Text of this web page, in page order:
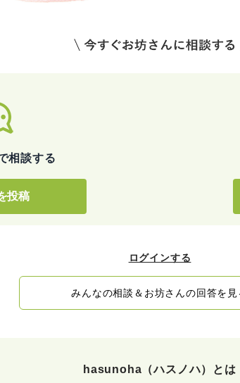
相談する
投稿
ログインする
みんなの相談＆お坊さんの回答を見
hasunoha（ハスノハ）とは